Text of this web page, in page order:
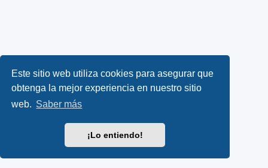
Este sitio web utiliza cookies para asegurar que
obtenga la mejor experiencia en nuestro sitio
web. Saber más
¡Lo entiendo!